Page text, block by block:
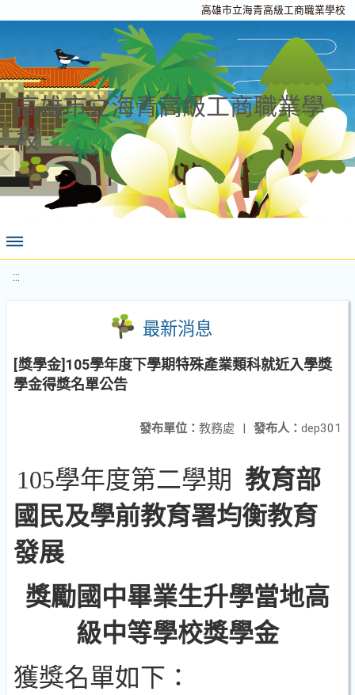
高雄市立海青高級工商職業學校
高雄市立海青高級工商職業學
校
:::
最新消息
[獎學金]105學年度下學期特殊產業類科就近入學獎
學金得獎名單公告
發布人： dep301
發布單位： 教務處 |
105學年度第二學期 教育部
國民及學前教育署均衡教育
發展
獎勵國中畢業生升學當地高
級中等學校獎學金
獲獎名單如下：